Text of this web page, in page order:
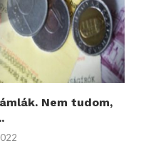
Nem tudom,